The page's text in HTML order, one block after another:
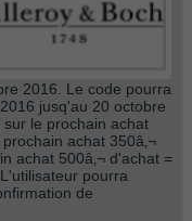
2016. Le code pourra
jusq'au 20 octobre
sur le prochain achat
achat 350â‚¬
achat 500â‚¬ d'achat =
pourra
de